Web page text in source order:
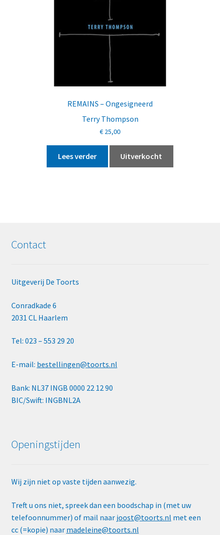
REMAINS – Ongesigneerd
Terry Thompson
€ 25,00
Lees verder Uitverkocht
Contact
Uitgeverij De Toorts
Conradkade 6
2031 CL Haarlem
Tel: 023 – 553 29 20
E-mail: bestellingen@toorts.nl
Bank: NL37 INGB 0000 22 12 90
BIC/Swift: INGBNL2A
Openingstijden
Wij zijn niet op vaste tijden aanwezig.
Treft u ons niet, spreek dan een boodschap in (met uw
telefoonnummer) of mail naar joost@toorts.nl met een
cc (=kopie) naar madeleine@toorts.nl